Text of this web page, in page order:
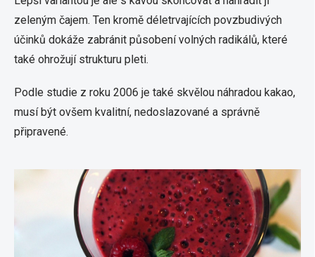
zeleným čajem. Ten kromě déletrvajících povzbudivých
účinků dokáže zabránit působení volných radikálů, které
také ohrožují strukturu pleti.
Podle studie z roku 2006 je také skvělou náhradou kakao,
musí být ovšem kvalitní, nedoslazované a správně
připravené.